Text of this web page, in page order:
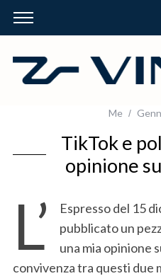
Me
TikTok e
opinione
L’
Espresso del 15
pubblicato un
una mia opinione
convivenza tra questi due